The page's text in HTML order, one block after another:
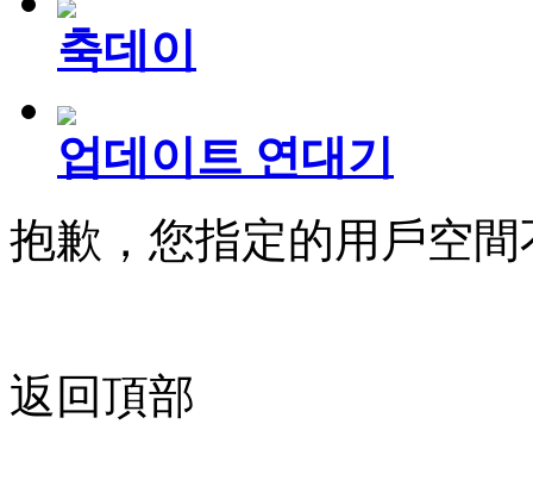
축데이
업데이트 연대기
抱歉，您指定的用戶空間
返回頂部